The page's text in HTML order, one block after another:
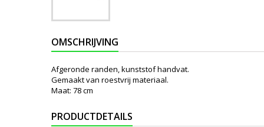
OMSCHRIJVING
Afgeronde randen, kunststof handvat.
Gemaakt van roestvrij materiaal.
Maat: 78 cm
PRODUCTDETAILS